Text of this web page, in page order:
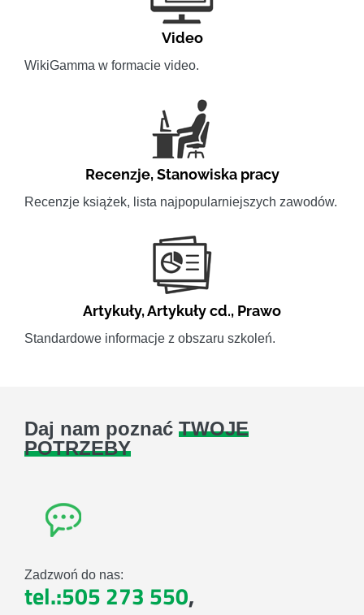
Video
WikiGamma w formacie video.
Recenzje,Stanowiska pracy
Recenzje książek, lista najpopularniejszych zawodów.
Artykuły,Artykuły cd., Prawo
Standardowe informacje z obszaru szkoleń.
Daj nam poznać TWOJE
POTRZEBY
Zadzwoń do nas:
tel.:505 273 550,